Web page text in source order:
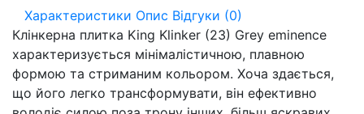
Характеристики Опис Відгуки (0)
Клінкерна плитка King Klinker (23) Grey eminence
характеризується мінімалістичною, плавною
формою та стриманим кольором. Хоча здається,
що його легко трансформувати, він ефективно